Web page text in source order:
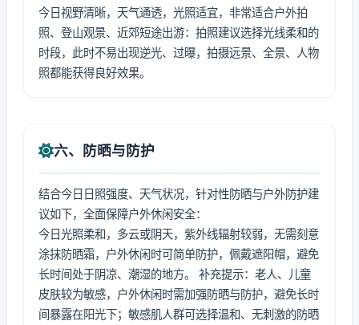
今日视野清晰，天气通透，光照适宜，非常适合户外拍
照、登山观景、近郊短途出游：拍照建议选择光线柔和的
时段，此时不易出现逆光、过曝，拍摄远景、全景、人物
照都能获得良好效果。
六、防晒与防护
结合今日日照强度、天气状况，针对性防晒与户外防护建
议如下，全面保障户外休闲安全：
今日光照柔和，多云或阴天，紫外线辐射较弱，无需刻意
涂抹防晒霜，户外休闲时可简单防护，佩戴遮阳帽，避免
长时间处于阴凉、潮湿的地方。 补充提示：老人、儿童
皮肤较为敏感，户外休闲时需加强防晒与防护，避免长时
间暴露在阳光下；敏感肌人群可选择温和、无刺激的防晒